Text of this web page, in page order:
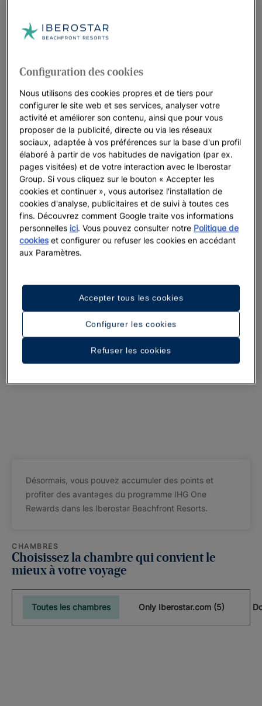
Une promenade dans l’hôtel
Voir 31 photos et vidéos
Désormais, vous pouvez accumuler des points et
profiter des avantages du programme IHG One
Rewards dans les Iberostar Beachfront Resorts.
CHAMBRES
Choisissez la chambre qui convient le
mieux à votre voyage
Toutes les chambres Only Iberostar.com (5)
Configuration des cookies
Nous utilisons des cookies propres et de tiers pour
configurer le site web et ses services, analyser votre
activité et améliorer son contenu, ainsi que pour vous
proposer de la publicité, directe ou via les réseaux
sociaux, adaptée à vos préférences sur la base d'un profil
élaboré à partir de vos habitudes de navigation (par ex.
pages visitées) et de votre interaction avec le Iberostar
Group. Si vous cliquez sur le bouton « Accepter les
cookies et continuer », vous autorisez l'installation de
cookies d'analyse, publicitaires et de suivi à toutes ces
fins. Découvrez comment Google traite vos informations
personnelles ici. Vous pouvez consulter notre Politique de
cookies et configurer ou refuser les cookies en accédant
aux Paramètres.
Configurer les cookies
Refuser les cookies
Accepter tous les cookies